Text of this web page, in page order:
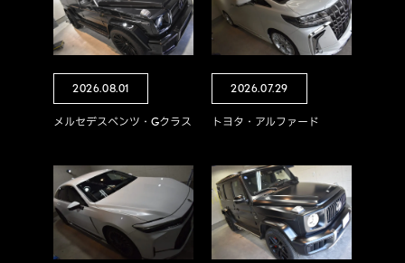
2026.08.01
メルセデスベンツ・Gクラス
2026.07.29
トヨタ・アルファード